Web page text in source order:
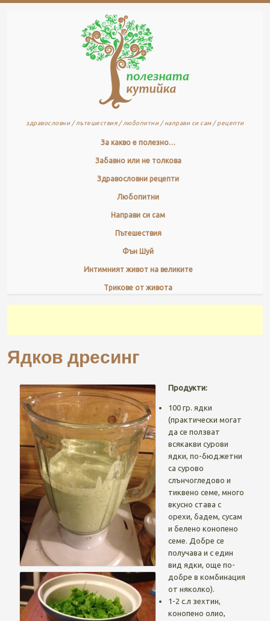
здравословни / пътешествия / любопитни / направи си сам / рецепти
За какво е полезно…
Забавно или не толкова
Здравословни рецепти
Любопитни
Направи си сам
Пътешествия
Фън Шуй
Интимният живот на великите
Трикове от живота
Ядков дресинг
Продукти:
100 гр. ядки
(практически могат
да се ползват
всякакви сурови
ядки, по-бюджетни
са сурово
слънчогледово и
тиквено семе, много
вкусно става с
орехи, бадем, сусам
и белено конопено
семе. Добре се
получава и с един
вид ядки, още по-
добре в комбинация
от няколко).
1-2 с.л зехтин,
конопено олио,